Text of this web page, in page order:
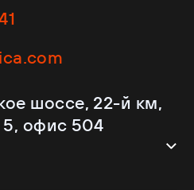
шоссе, 22-й км,
5, офис 504